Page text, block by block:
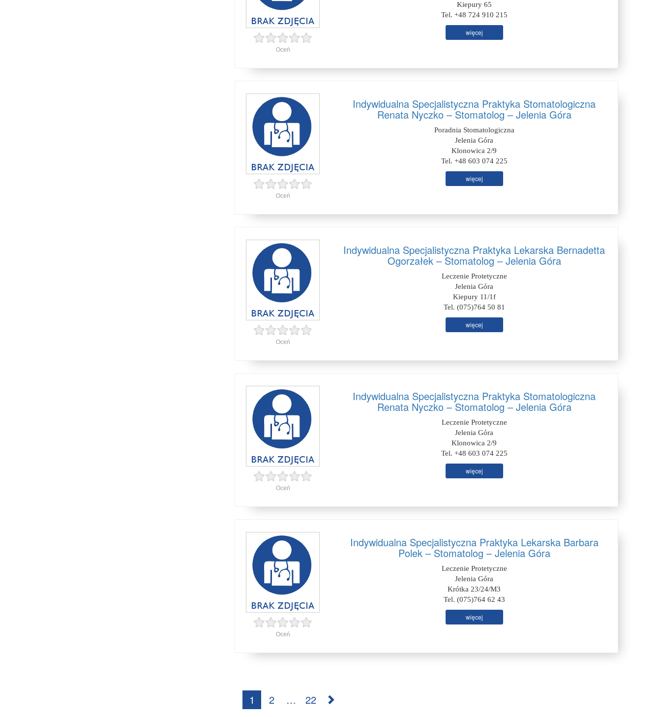
Oceń
Kiepury 65
Tel. +48 724 910 215
więcej
Oceń
Indywidualna Specjalistyczna Praktyka Stomatologiczna
Renata Nyczko – Stomatolog – Jelenia Góra
Poradnia Stomatologiczna
Jelenia Góra
Klonowica 2/9
Tel. +48 603 074 225
więcej
Oceń
Indywidualna Specjalistyczna Praktyka Lekarska Bernadetta
Ogorzałek – Stomatolog – Jelenia Góra
Leczenie Protetyczne
Jelenia Góra
Kiepury 11/1f
Tel. (075)764 50 81
więcej
Oceń
Indywidualna Specjalistyczna Praktyka Stomatologiczna
Renata Nyczko – Stomatolog – Jelenia Góra
Leczenie Protetyczne
Jelenia Góra
Klonowica 2/9
Tel. +48 603 074 225
więcej
Oceń
Indywidualna Specjalistyczna Praktyka Lekarska Barbara
Polek – Stomatolog – Jelenia Góra
Leczenie Protetyczne
Jelenia Góra
Krótka 23/24/M3
Tel. (075)764 62 43
więcej
Nawigacja
po
1 2 … 22